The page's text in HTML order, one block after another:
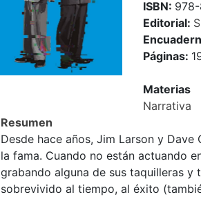
ISBN:
Editorial:
Páginas:
Materias
Narrativa
Resumen
Desde hace años, Jim Larson y
la fama. Cuando no están actuando
grabando alguna de sus taquilleras y
sobrevivido al tiempo, al éxito